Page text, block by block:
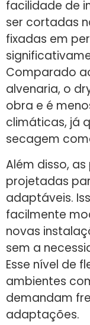
facilidade de
ser cortadas
fixadas em
Comparado
alvenaria, o
obra e é
climáticas, já
secagem
Além disso,
projetadas
adaptáveis.
facilmente
novas
sem a
Esse nível de
ambientes
demandam
adaptações.